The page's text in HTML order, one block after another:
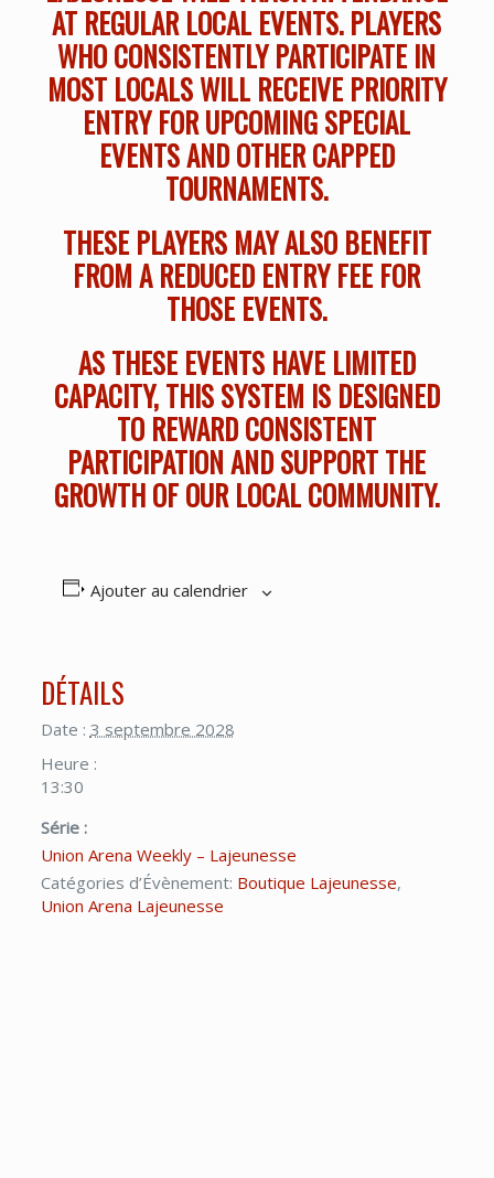
AT REGULAR LOCAL EVENTS. PLAYERS
WHO CONSISTENTLY PARTICIPATE IN
MOST LOCALS WILL RECEIVE PRIORITY
ENTRY FOR UPCOMING SPECIAL
EVENTS AND OTHER CAPPED
TOURNAMENTS.
THESE PLAYERS MAY ALSO BENEFIT
FROM A REDUCED ENTRY FEE FOR
THOSE EVENTS.
AS THESE EVENTS HAVE LIMITED
CAPACITY, THIS SYSTEM IS DESIGNED
TO REWARD CONSISTENT
PARTICIPATION AND SUPPORT THE
GROWTH OF OUR LOCAL COMMUNITY.
Ajouter au calendrier
DÉTAILS
Date : 3 septembre 2028
Heure :
13:30
Série :
Union Arena Weekly – Lajeunesse
Catégories d’Évènement: Boutique Lajeunesse,
Union Arena Lajeunesse